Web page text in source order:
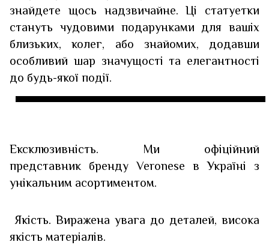
знайдете щось надзвичайне. Ці статуетки
стануть чудовими подарунками для вашіх
близьких, колег, або знайомих, додавши
особливий шар значущості та елегантності
до будь-якої події.
Ексклюзивність. Ми офіційний
представник бренду Veronese в Україні з
унікальним асортиментом.
Якість. Виражена увага до деталей, висока
якість матеріалів.